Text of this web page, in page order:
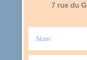
7 rue du